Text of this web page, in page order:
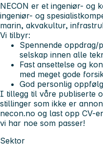
NECON er et ingeniør- og
ingeniør- og
marin, akvakultur,
Vi tilbyr:
Spennende oppdrag/
selskap innen alle
Fast ansettelse og
med meget gode
God personlig
I tillegg til våre publiserte
stillinger som ikke er
necon.no og last opp CV-
vi har noe som passer!
Sektor